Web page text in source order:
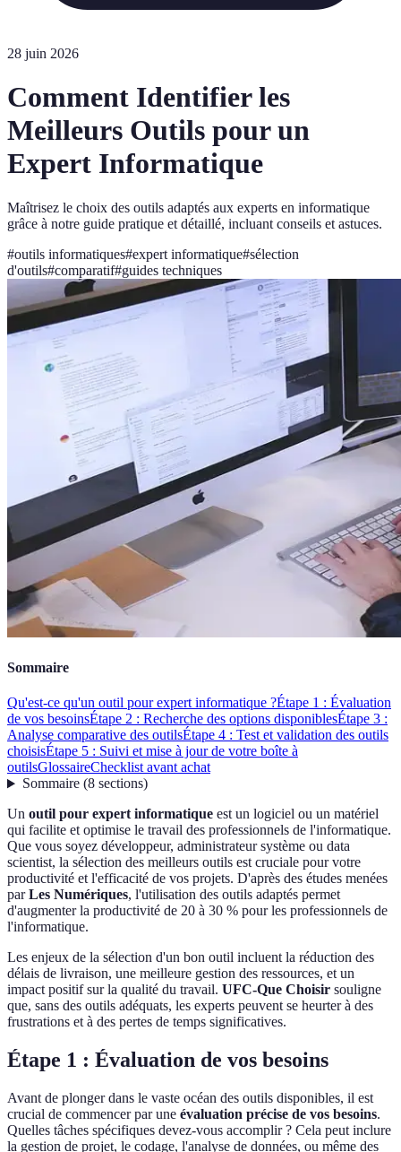
28 juin 2026
Comment Identifier les
Meilleurs Outils pour un
Expert Informatique
Maîtrisez le choix des outils adaptés aux experts en informatique
grâce à notre guide pratique et détaillé, incluant conseils et astuces.
#outils informatiques#expert informatique#sélection
d'outils#comparatif#guides techniques
Sommaire
Qu'est-ce qu'un outil pour expert informatique ?Étape 1 : Évaluation
de vos besoinsÉtape 2 : Recherche des options disponiblesÉtape 3 :
Analyse comparative des outilsÉtape 4 : Test et validation des outils
choisisÉtape 5 : Suivi et mise à jour de votre boîte à
outilsGlossaireChecklist avant achat
Sommaire(8 sections)
Un outil pour expert informatique est un logiciel ou un matériel
qui facilite et optimise le travail des professionnels de l'informatique.
Que vous soyez développeur, administrateur système ou data
scientist, la sélection des meilleurs outils est cruciale pour votre
productivité et l'efficacité de vos projets. D'après des études menées
parLes Numériques, l'utilisation des outils adaptés permet
d'augmenter la productivité de 20 à 30 % pour les professionnels de
l'informatique.
Les enjeux de la sélection d'un bon outil incluent la réduction des
délais de livraison, une meilleure gestion des ressources, et un
impact positif sur la qualité du travail. UFC-Que Choisir souligne
que, sans des outils adéquats, les experts peuvent se heurter à des
frustrations et à des pertes de temps significatives.
Étape 1 : Évaluation de vos besoins
Avant de plonger dans le vaste océan des outils disponibles, il est
crucial de commencer par une évaluation précise de vos besoins.
Quelles tâches spécifiques devez-vous accomplir ? Cela peut inclure
la gestion de projet, le codage, l'analyse de données, ou même des